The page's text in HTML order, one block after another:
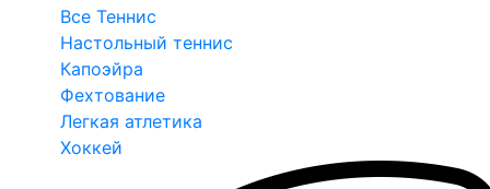
Все Теннис
Настольный теннис
Капоэйра
Фехтование
Легкая атлетика
Хоккей